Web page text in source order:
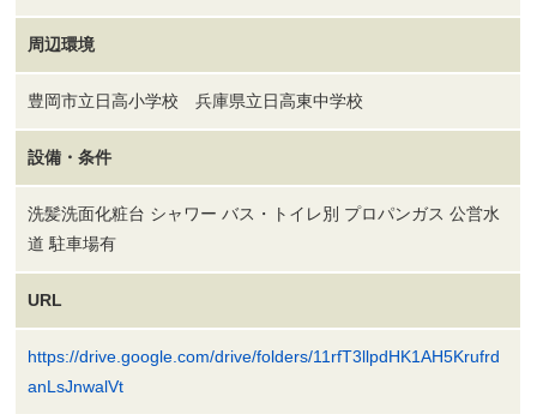
周辺環境
豊岡市立日高小学校 兵庫県立日高東中学校
設備・条件
洗髪洗面化粧台 シャワー バス・トイレ別 プロパンガス 公営水
道 駐車場有
URL
https://drive.google.com/drive/folders/11rfT3llpdHK1AH5Krufrd
anLsJnwalVt